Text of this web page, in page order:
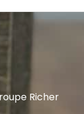
Richer